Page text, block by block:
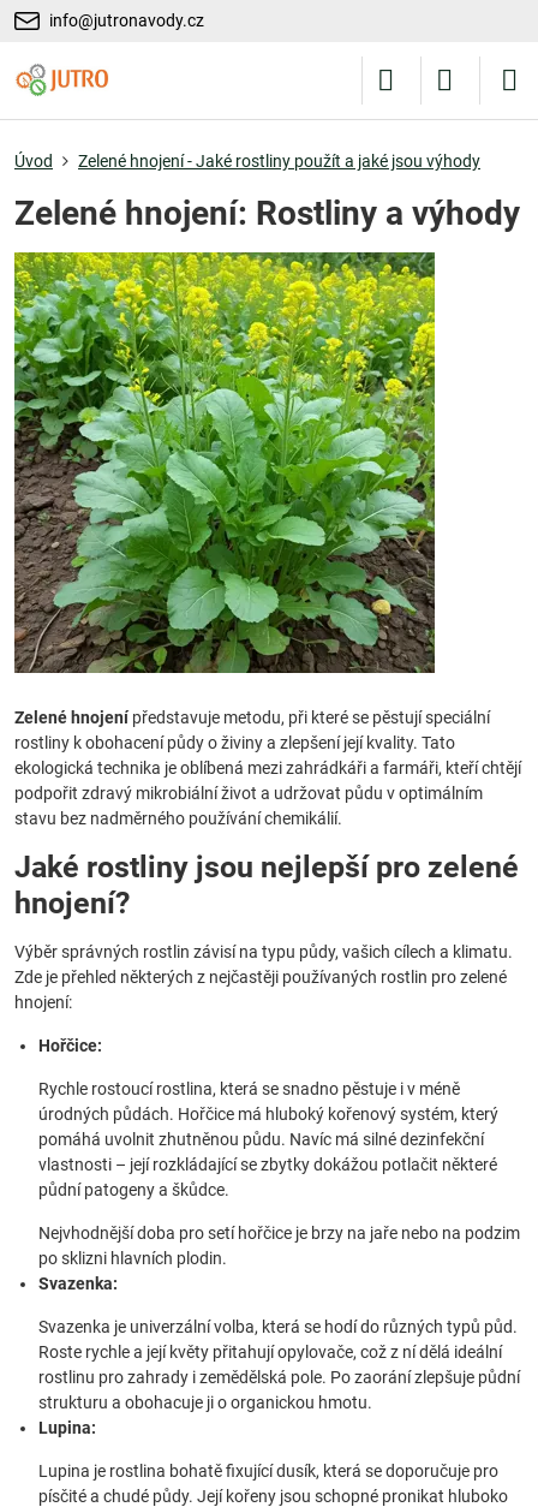
info@jutronavody.cz
Úvod Zelené hnojení - Jaké rostliny použít a jaké jsou výhody
Zelené hnojení: Rostliny a výhody
Zelené hnojenípředstavuje metodu, při které se pěstují speciální
rostliny k obohacení půdy o živiny a zlepšení její kvality. Tato
ekologická technika je oblíbená mezi zahrádkáři a farmáři, kteří chtějí
podpořit zdravý mikrobiální život a udržovat půdu v optimálním
stavu bez nadměrného používání chemikálií.
Jaké rostliny jsou nejlepší pro zelené
hnojení?
Výběr správných rostlin závisí na typu půdy, vašich cílech a klimatu.
Zde je přehled některých z nejčastěji používaných rostlin pro zelené
hnojení:
Hořčice:
Rychle rostoucí rostlina, která se snadno pěstuje i v méně
úrodných půdách. Hořčice má hluboký kořenový systém, který
pomáhá uvolnit zhutněnou půdu. Navíc má silné dezinfekční
vlastnosti – její rozkládající se zbytky dokážou potlačit některé
půdní patogeny a škůdce.
Nejvhodnější doba pro setí hořčice je brzy na jaře nebo na podzim
po sklizni hlavních plodin.
Svazenka:
Svazenka je univerzální volba, která se hodí do různých typů půd.
Roste rychle a její květy přitahují opylovače, což z ní dělá ideální
rostlinu pro zahrady i zemědělská pole. Po zaorání zlepšuje půdní
strukturu a obohacuje ji o organickou hmotu.
Lupina:
Lupina je rostlina bohatě fixující dusík, která se doporučuje pro
písčité a chudé půdy. Její kořeny jsou schopné pronikat hluboko